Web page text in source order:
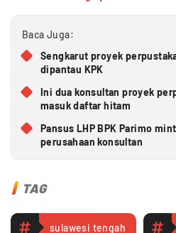
Baca Juga:
Sengkarut proyek
dipantau KPK
Ini dua konsultan proyek
masuk daftar hitam
Pansus LHP BPK Parimo
perusahaan konsultan
TAG
sulawesi tengah